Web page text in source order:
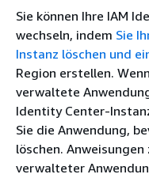
Sie können Ihre IAM
wechseln, indem Sie
Instanz löschen und
Region erstellen.
verwaltete
Identity Center-
Sie die Anwendung,
löschen.
verwalteter